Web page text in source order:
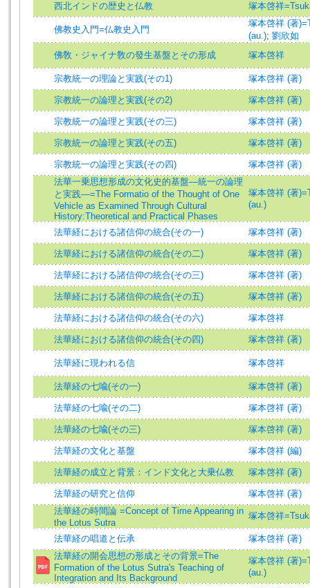
西北インドの歴史と仏教 塚本啓祥
佛教史入門=仏教史入門
塚本啓祥 (著
(au.); 劉欣如
佛敎・ジャイナ敎の發生基盤とその形成
塚本啓祥
宗教統一の理論と実践(その1) 塚本啓祥 (著)
宗教統一の論理と実践(その2) 塚本啓祥 (著)
宗教統一の論理と実践(その三) 塚本啓祥 (著)
宗教統一の論理と実践(その五) 塚本啓祥 (著)
宗教統一の論理と実践(その四)
塚本啓祥 (著)
法華一乗思想形成の文化史的基盤―統一の論理
と実践―=The Formatio of the Thought of One
Vehicle as Examined Through Cultural
History:Theoretical and Practical Phases
塚本啓祥 (著
(au.)
法華経における諸信仰の統合(その一) 塚本啓祥 (著)
法華経における諸信仰の統合(その二) 塚本啓祥 (著)
法華経における諸信仰の統合(その三) 塚本啓祥 (著)
法華経における諸信仰の統合(その五) 塚本啓祥 (著)
法華経における諸信仰の統合(その六) 塚本啓祥
法華経における諸信仰の統合(その四) 塚本啓祥 (著)
法華経に現われる信 塚本啓祥
法華経の七喩(その一) 塚本啓祥 (著)
法華経の七喩(その二) 塚本啓祥 (著)
法華経の七喩(その三) 塚本啓祥 (著)
法華経の文化と基盤 塚本啓祥 (編)
法華経の成立と背景：インド文化と大乗仏教 塚本啓祥 (著)
法華経の研究と信仰
塚本啓祥 (著)
法華経の時間論 =Concept of Time Appearing in
the Lotus Sutra
塚本啓祥
法華経の唱道と伝承
塚本啓祥 (著)
法華経の開会思想の形成とその背景=The
Formation of the Lotus Sutra's Teaching of
Integration and Its Background
塚本啓祥 (著
(au.)